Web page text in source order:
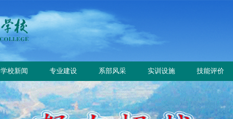
学校新闻
学校要闻
校园公告
专业建设
专业设置
方案标准建设
系部风采
电气工程系
电气自动化系
实训设施
总体简介
重点实训室
技能评价
工作信息
政策规定